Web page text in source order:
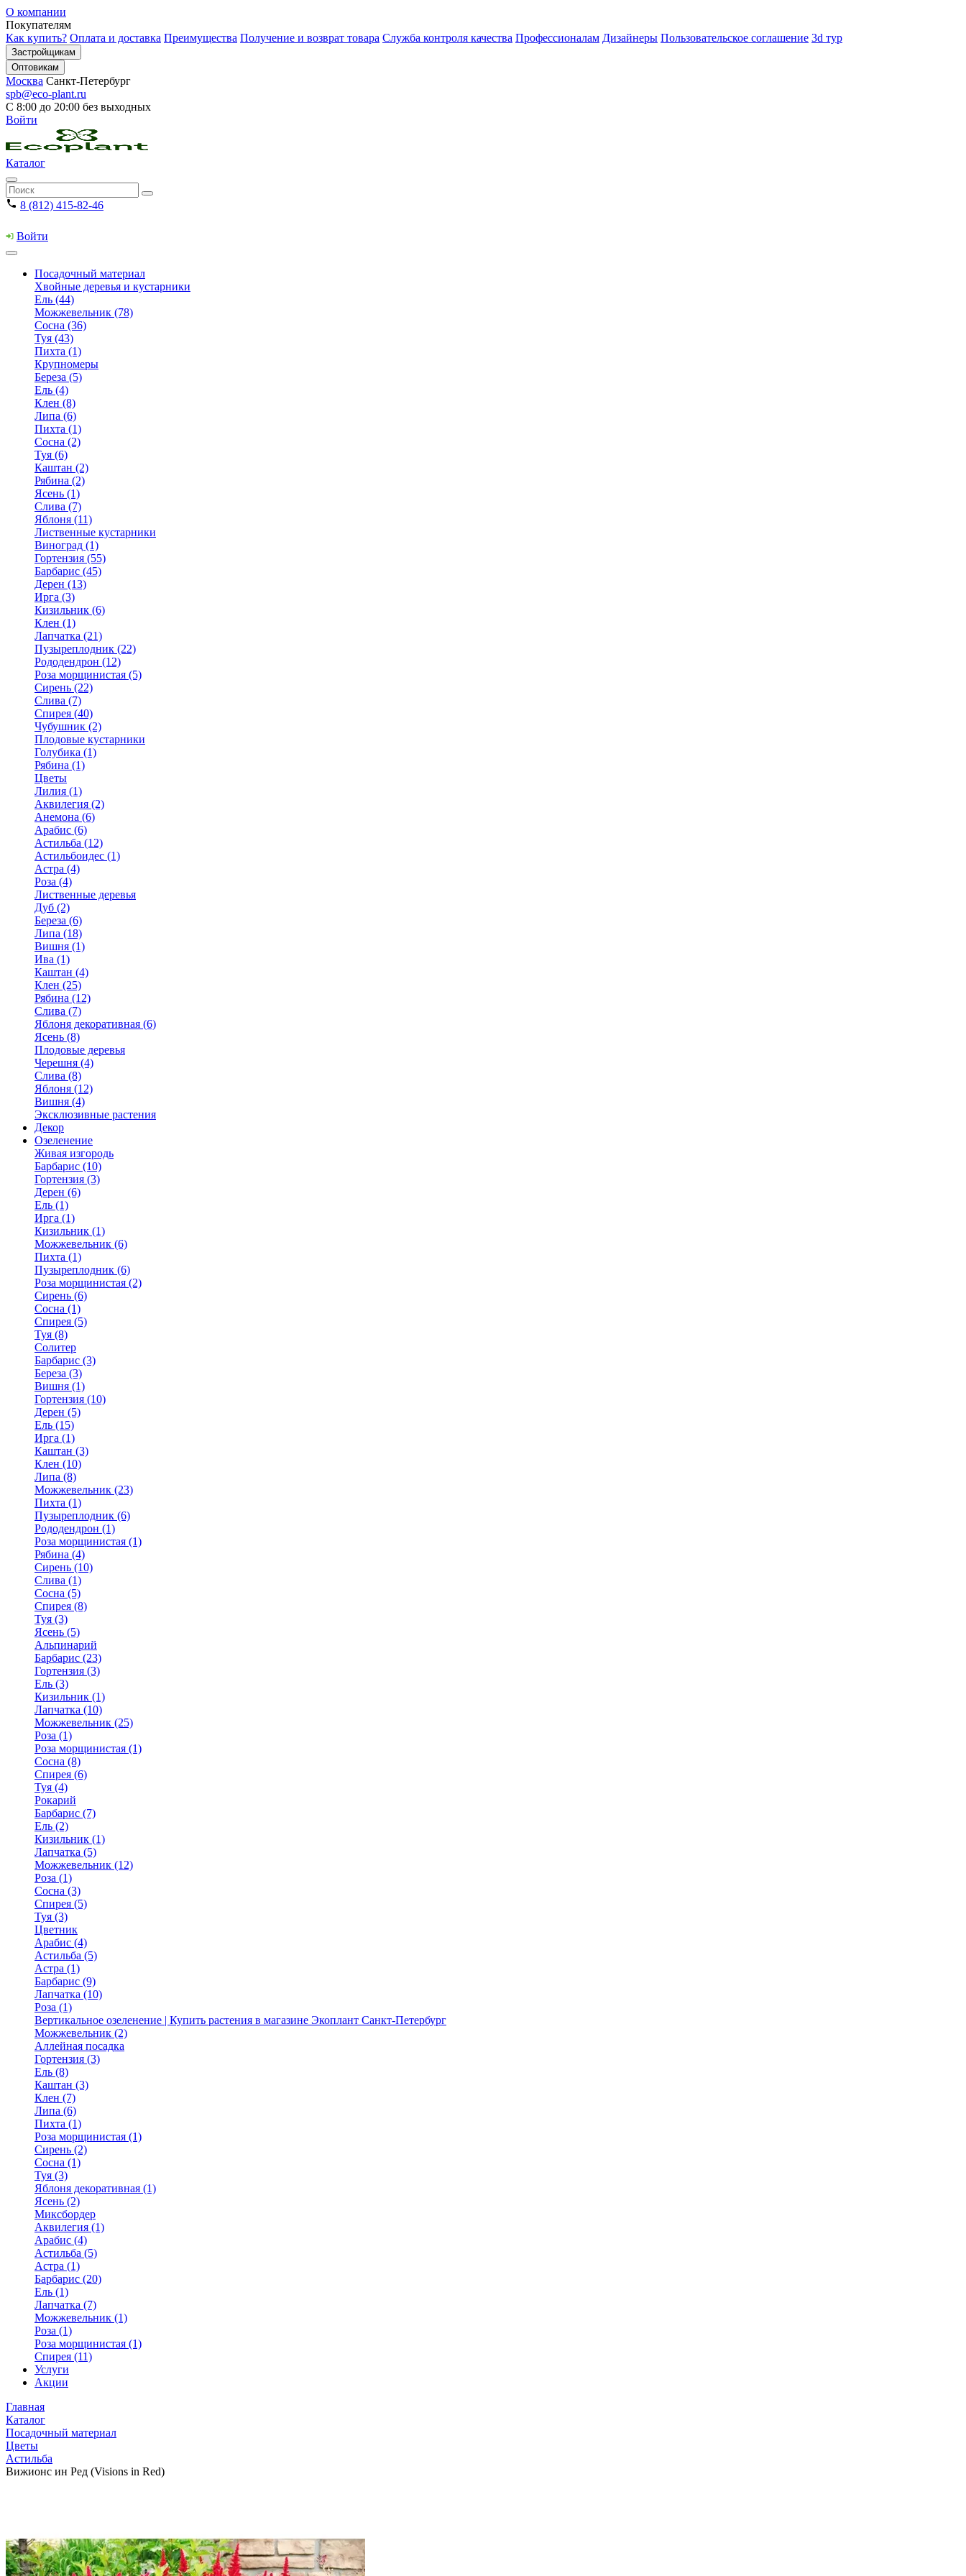
О компании
Покупателям
Как купить? Оплата и доставка Преимущества Получение и возврат товара Служба контроля качества Профессионалам Дизайнеры Пользовательское соглашение 3d тур
Застройщикам
Оптовикам
Москва Санкт-Петербург
spb@eco-plant.ru
С 8:00 до 20:00 без выходных
Войти
Каталог
8 (812) 415-82-46
Войти
Посадочный материал
Хвойные деревья и кустарники
Ель (44)
Можжевельник (78)
Сосна (36)
Туя (43)
Пихта (1)
Крупномеры
Береза (5)
Ель (4)
Клен (8)
Липа (6)
Пихта (1)
Сосна (2)
Туя (6)
Каштан (2)
Рябина (2)
Ясень (1)
Слива (7)
Яблоня (11)
Лиственные кустарники
Виноград (1)
Гортензия (55)
Барбарис (45)
Дерен (13)
Ирга (3)
Кизильник (6)
Клен (1)
Лапчатка (21)
Пузыреплодник (22)
Рододендрон (12)
Роза морщинистая (5)
Сирень (22)
Слива (7)
Спирея (40)
Чубушник (2)
Плодовые кустарники
Голубика (1)
Рябина (1)
Цветы
Лилия (1)
Аквилегия (2)
Анемона (6)
Арабис (6)
Астильба (12)
Астильбоидес (1)
Астра (4)
Роза (4)
Лиственные деревья
Дуб (2)
Береза (6)
Липа (18)
Вишня (1)
Ива (1)
Каштан (4)
Клен (25)
Рябина (12)
Слива (7)
Яблоня декоративная (6)
Ясень (8)
Плодовые деревья
Черешня (4)
Слива (8)
Яблоня (12)
Вишня (4)
Эксклюзивные растения
Декор
Озеленение
Живая изгородь
Барбарис (10)
Гортензия (3)
Дерен (6)
Ель (1)
Ирга (1)
Кизильник (1)
Можжевельник (6)
Пихта (1)
Пузыреплодник (6)
Роза морщинистая (2)
Сирень (6)
Сосна (1)
Спирея (5)
Туя (8)
Солитер
Барбарис (3)
Береза (3)
Вишня (1)
Гортензия (10)
Дерен (5)
Ель (15)
Ирга (1)
Каштан (3)
Клен (10)
Липа (8)
Можжевельник (23)
Пихта (1)
Пузыреплодник (6)
Рододендрон (1)
Роза морщинистая (1)
Рябина (4)
Сирень (10)
Слива (1)
Сосна (5)
Спирея (8)
Туя (3)
Ясень (5)
Альпинарий
Барбарис (23)
Гортензия (3)
Ель (3)
Кизильник (1)
Лапчатка (10)
Можжевельник (25)
Роза (1)
Роза морщинистая (1)
Сосна (8)
Спирея (6)
Туя (4)
Рокарий
Барбарис (7)
Ель (2)
Кизильник (1)
Лапчатка (5)
Можжевельник (12)
Роза (1)
Сосна (3)
Спирея (5)
Туя (3)
Цветник
Арабис (4)
Астильба (5)
Астра (1)
Барбарис (9)
Лапчатка (10)
Роза (1)
Вертикальное озеленение | Купить растения в магазине Экоплант Санкт-Петербург
Можжевельник (2)
Аллейная посадка
Гортензия (3)
Ель (8)
Каштан (3)
Клен (7)
Липа (6)
Пихта (1)
Роза морщинистая (1)
Сирень (2)
Сосна (1)
Туя (3)
Яблоня декоративная (1)
Ясень (2)
Миксбордер
Аквилегия (1)
Арабис (4)
Астильба (5)
Астра (1)
Барбарис (20)
Ель (1)
Лапчатка (7)
Можжевельник (1)
Роза (1)
Роза морщинистая (1)
Спирея (11)
Услуги
Акции
Главная
Каталог
Посадочный материал
Цветы
Астильба
Вижионс ин Ред (Visions in Red)